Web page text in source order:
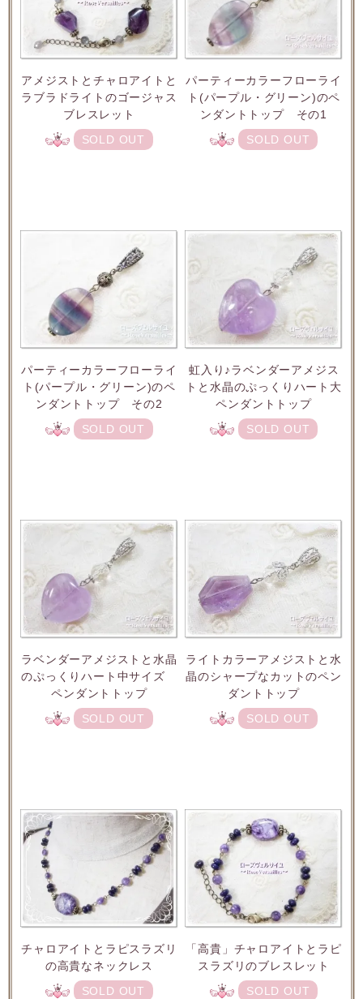
アメジストとチャロアイトと
ラブラドライトのゴージャス
ブレスレット
SOLD OUT
パーティーカラーフローライ
ト(パープル・グリーン)のペ
ンダントトップ その1
SOLD OUT
パーティーカラーフローライ
ト(パープル・グリーン)のペ
ンダントトップ その2
SOLD OUT
虹入り♪ラベンダーアメジス
トと水晶のぷっくりハート大
ペンダントトップ
SOLD OUT
ラベンダーアメジストと水晶
のぷっくりハート中サイズ
ペンダントトップ
SOLD OUT
ライトカラーアメジストと水
晶のシャープなカットのペン
ダントトップ
SOLD OUT
チャロアイトとラピスラズリ
の高貴なネックレス
SOLD OUT
「高貴」チャロアイトとラピ
スラズリのブレスレット
SOLD OUT